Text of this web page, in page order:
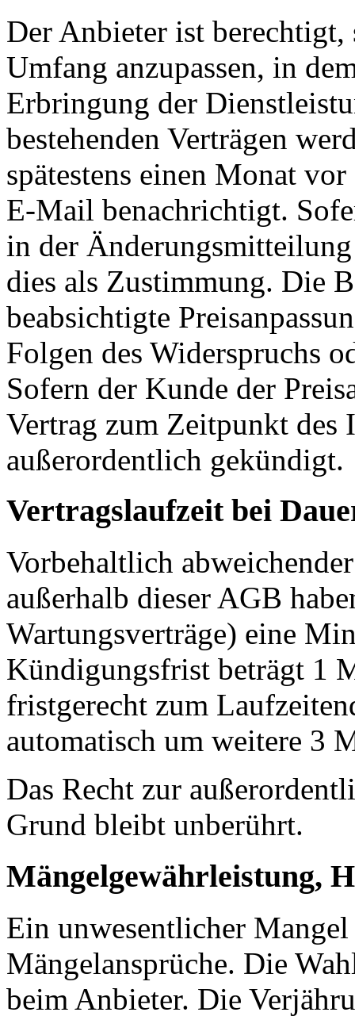
Der Anbieter ist berechtigt,
Umfang anzupassen, in
Erbringung der
bestehenden Verträgen
spätestens einen Monat
E-Mail benachrichtigt.
in der
dies als Zustimmung. Die
beabsichtigte
Folgen des Widerspruchs
Sofern der Kunde der
Vertrag zum Zeitpunkt des
außerordentlich gekündigt.
Vertragslaufzeit bei
Vorbehaltlich
außerhalb dieser AGB
Wartungsverträge) eine
Kündigungsfrist beträgt 1
fristgerecht zum
automatisch um weitere 3
Das Recht zur
Grund bleibt unberührt.
Mängelgewährleistung,
Ein unwesentlicher
Mängelansprüche. Die
beim Anbieter. Die